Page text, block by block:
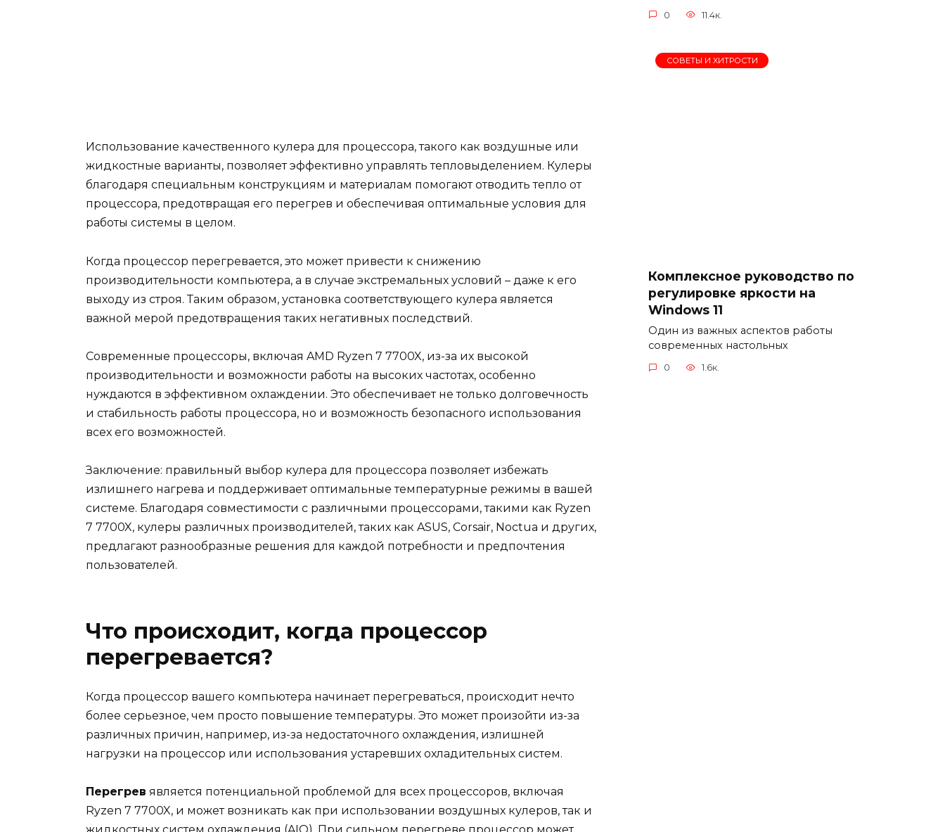
Использование качественного кулера для процессора, такого как воздушные или
жидкостные варианты, позволяет эффективно управлять тепловыделением. Кулеры
благодаря специальным конструкциям и материалам помогают отводить тепло от
процессора, предотвращая его перегрев и обеспечивая оптимальные условия для
работы системы в целом.
Когда процессор перегревается, это может привести к снижению
производительности компьютера, а в случае экстремальных условий – даже к его
выходу из строя. Таким образом, установка соответствующего кулера является
важной мерой предотвращения таких негативных последствий.
Современные процессоры, включая AMD Ryzen 7 7700X, из-за их высокой
производительности и возможности работы на высоких частотах, особенно
нуждаются в эффективном охлаждении. Это обеспечивает не только долговечность
и стабильность работы процессора, но и возможность безопасного использования
всех его возможностей.
Заключение: правильный выбор кулера для процессора позволяет избежать
излишнего нагрева и поддерживает оптимальные температурные режимы в вашей
системе. Благодаря совместимости с различными процессорами, такими как Ryzen
7 7700X, кулеры различных производителей, таких как ASUS, Corsair, Noctua и других,
предлагают разнообразные решения для каждой потребности и предпочтения
пользователей.
Что происходит, когда процессор
перегревается?
Когда процессор вашего компьютера начинает перегреваться, происходит нечто
более серьезное, чем просто повышение температуры. Это может произойти из-за
различных причин, например, из-за недостаточного охлаждения, излишней
нагрузки на процессор или использования устаревших охладительных систем.
Перегрев является потенциальной проблемой для всех процессоров, включая
Ryzen 7 7700X, и может возникать как при использовании воздушных кулеров, так и
0 11.4к.
СОВЕТЫ И ХИТРОСТИ
Комплексное руководство по
регулировке яркости на
Windows 11
Один из важных аспектов работы
современных настольных
0 1.6к.